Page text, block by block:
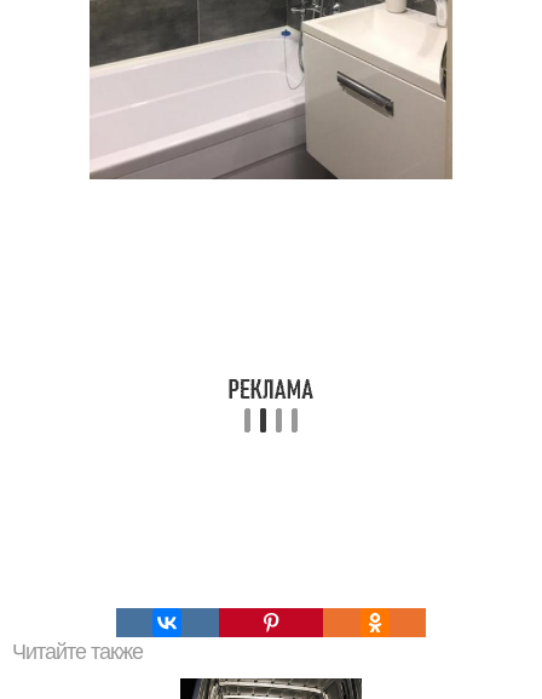
Читайте также